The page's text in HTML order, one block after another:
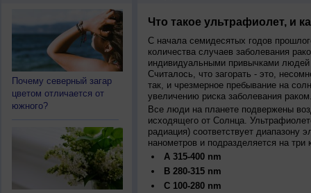
Почему северный загар
цветом отличается от
южного?
Что такое ультрафиолет, и
С начала семидесятых годов
количества случаев заболевания
индивидуальными привычками
Считалось, что загорать - это,
так, и чрезмерное пребывание на
увеличению риска заболевания
Все люди на планете подвержены
исходящего от Солнца.
радиация) соответствует диапазону
нанометров и подразделяется на три
A 315-400 nm
B 280-315 nm
C 100-280 nm